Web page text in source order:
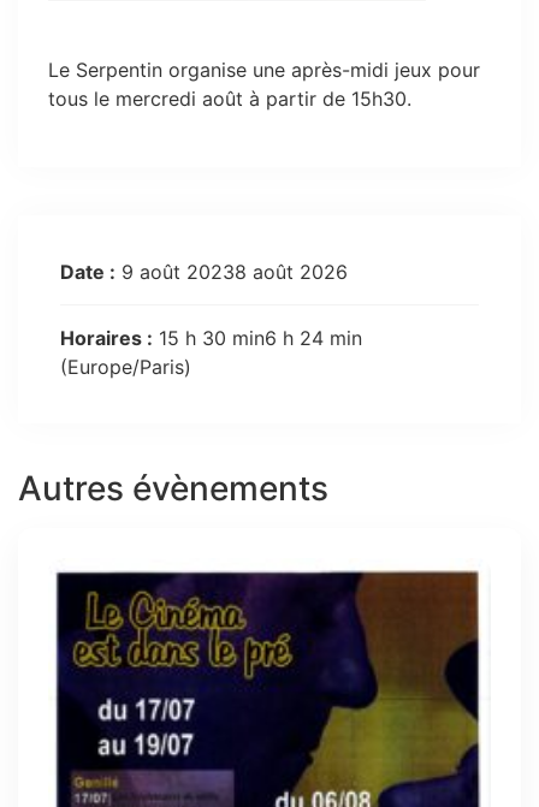
Le Serpentin organise une après-midi jeux pour
tous le mercredi août à partir de 15h30.
Date : 9 août 20238 août 2026
Horaires : 15 h 30 min6 h 24 min
(Europe/Paris)
Autres évènements